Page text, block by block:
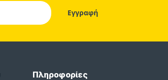
Πληροφορίες